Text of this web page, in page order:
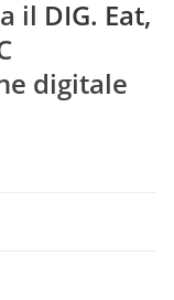
il DIG. Eat,
digitale